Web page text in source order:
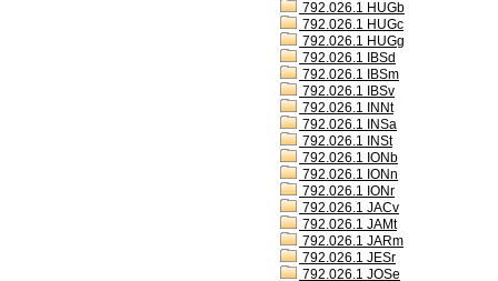
792.026.1 HUGb
792.026.1 HUGc
792.026.1 HUGg
792.026.1 IBSd
792.026.1 IBSm
792.026.1 IBSv
792.026.1 INNt
792.026.1 INSa
792.026.1 INSt
792.026.1 IONb
792.026.1 IONn
792.026.1 IONr
792.026.1 JACv
792.026.1 JAMt
792.026.1 JARm
792.026.1 JESr
792.026.1 JOSe